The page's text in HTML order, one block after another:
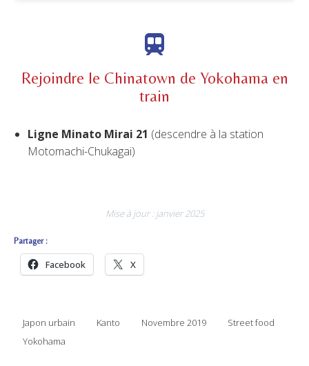
Rejoindre le Chinatown de Yokohama en
train
Ligne Minato Mirai 21 (descendre à la station
Motomachi-Chukagai)
Mise à jour : janvier 2025
Partager :
Facebook X
Japon urbain Kanto Novembre 2019
Street food
Yokohama